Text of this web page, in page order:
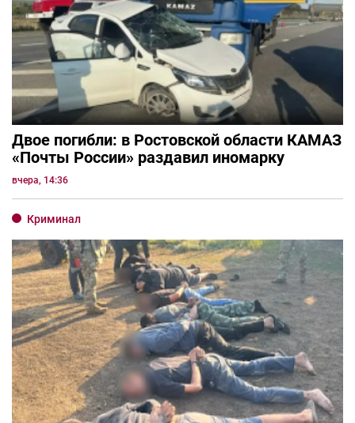
Двое погибли: в Ростовской области КАМАЗ
«Почты России» раздавил иномарку
вчера, 14:36
Криминал